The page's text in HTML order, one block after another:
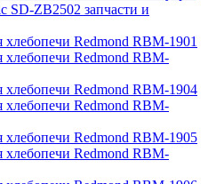
SD-ZB2502 запчасти и
хлебопечи Redmond RBM-1901
хлебопечи Redmond RBM-
хлебопечи Redmond RBM-1904
хлебопечи Redmond RBM-
хлебопечи Redmond RBM-1905
хлебопечи Redmond RBM-